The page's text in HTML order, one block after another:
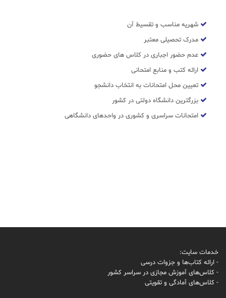
شهریه مناسب و تقسیط آن
مدرک تحصیلی معتبر
عدم حضور اجباری در کلاس های حضوری
ارائه کتب و منابع امتحانی
تعیین محل امتحانات به انتخاب دانشجو
بزرگترین دانشگاه دولتی در کشور
امتحانات سراسری و کشوری در واحدهای دانشگاهی
خدمات سایت:
- ارائه کتاب‌ها و جزوات درسی
- کلاس‌های آموزش مجازی در سراسر کشور
- کلاس‌های آمادگی و تقویتی